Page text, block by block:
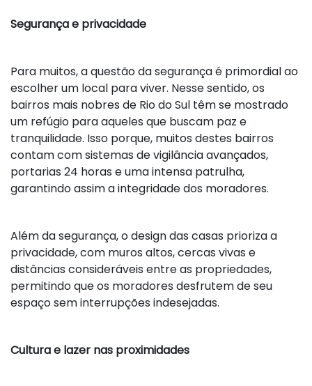
Segurança e privacidade
Para muitos, a questão da segurança é primordial ao
escolher um local para viver. Nesse sentido, os
bairros mais nobres de Rio do Sul têm se mostrado
um refúgio para aqueles que buscam paz e
tranquilidade. Isso porque, muitos destes bairros
contam com sistemas de vigilância avançados,
portarias 24 horas e uma intensa patrulha,
garantindo assim a integridade dos moradores.
Além da segurança, o design das casas prioriza a
privacidade, com muros altos, cercas vivas e
distâncias consideráveis entre as propriedades,
permitindo que os moradores desfrutem de seu
espaço sem interrupções indesejadas.
Cultura e lazer nas proximidades